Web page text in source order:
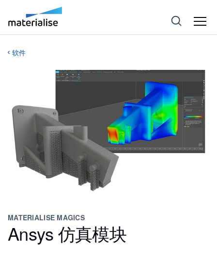
软件
MATERIALISE MAGICS
Ansys 仿真模块